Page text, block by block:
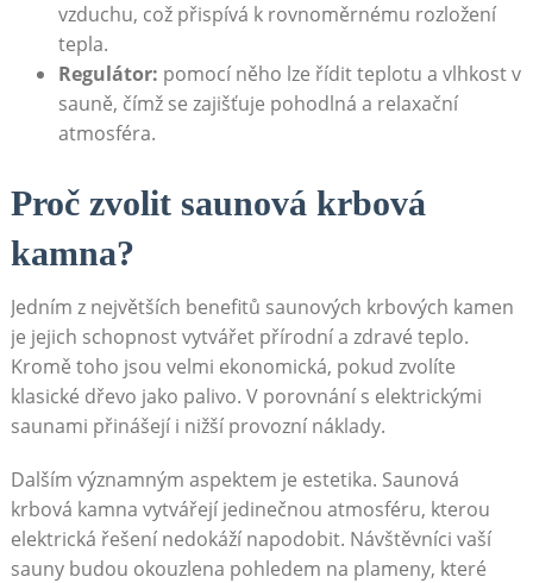
vzduchu, což přispívá k rovnoměrnému rozložení
tepla.
Regulátor: pomocí něho lze řídit teplotu a vlhkost v
sauně, čímž se zajišťuje pohodlná a relaxační
atmosféra.
Proč zvolit saunová krbová
kamna?
Jedním z největších benefitů saunových krbových kamen
je jejich schopnost vytvářet přírodní a zdravé teplo.
Kromě toho jsou velmi ekonomická, pokud zvolíte
klasické dřevo jako palivo. V porovnání s elektrickými
saunami přinášejí i nižší provozní náklady.
Dalším významným aspektem je estetika. Saunová
krbová kamna vytvářejí jedinečnou atmosféru, kterou
elektrická řešení nedokáží napodobit. Návštěvníci vaší
sauny budou okouzlena pohledem na plameny, které